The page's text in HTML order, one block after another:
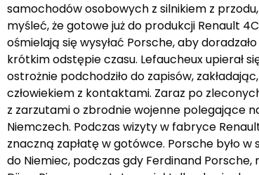
samochodów osobowych z silnikiem z
myśleć, że gotowe już do produkcji Renault
ośmielają się wysyłać Porsche, aby
krótkim odstępie czasu. Lefaucheux upierał
ostrożnie podchodziło do zapisów,
człowiekiem z kontaktami. Zaraz po
z zarzutami o zbrodnie wojenne polegające
Niemczech. Podczas wizyty w fabryce
znaczną zapłatę w gotówce. Porsche było
do Niemiec, podczas gdy Ferdinand